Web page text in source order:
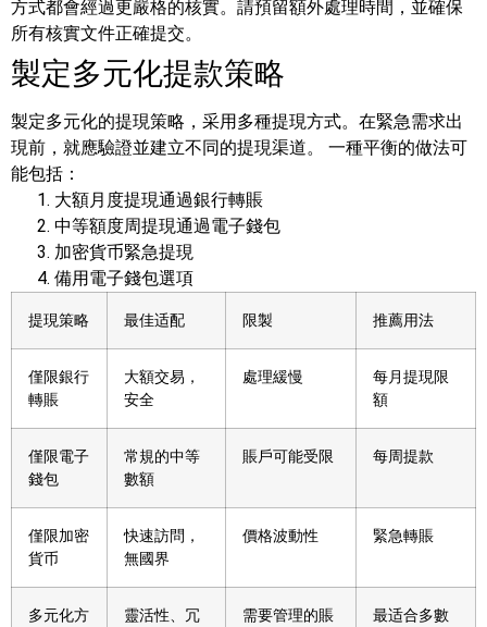
方式都會經過更嚴格的核實。請預留額外處理時間，並確保
所有核實文件正確提交。
製定多元化提款策略
製定多元化的提現策略，采用多種提現方式。在緊急需求出
現前，就應驗證並建立不同的提現渠道。
一種平衡的做法可
能包括：
大額月度提現通過銀行轉賬
中等額度周提現通過電子錢包
加密貨币緊急提現
備用電子錢包選項
提現策略 最佳适配 限製 推薦用法
僅限銀行
轉賬
大額交易，
安全
處理緩慢
每月提現限
額
僅限電子
錢包
常規的中等
數額
賬戶可能受限 每周提款
僅限加密
貨币
快速訪問，
無國界
價格波動性 緊急轉賬
多元化方
靈活性、冗
需要管理的賬
最适合多數